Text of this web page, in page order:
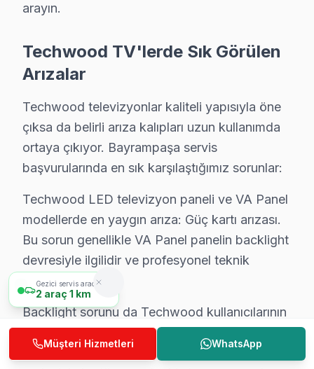
Anakart Tamiri
Güç Kartı Değişimi ₺400 – ₺1.200
LCD/OLED Panel Tamiri
HDMI / Ses / USB Arızası ₺200 – ₺600
Teknisyen Değerlendirmesi ÜCRETSİZ
* Bayrampaşa bölgesinde fiyatlar 2025 yılı itibarıyla geçerlidir. Kesin
arayın.
Techwood TV'lerde Sık Görülen
Arızalar
Techwood televizyonlar kaliteli yapısıyla öne
çıksa da belirli arıza kalıpları uzun kullanımda
ortaya çıkıyor. Bayrampaşa servis
başvurularında en sık karşılaştığımız sorunlar:
Techwood LED televizyon paneli ve VA Panel
modellerde en yaygın arıza: Güç kartı arızası.
Bu sorun genellikle VA Panel panelin backlight
devresiyle ilgilidir ve profesyonel teknik
onarım gerektirir.
Backlight sorunu da Techwood kullanıcılarının
sıkça bildirdiği sorunlar arasında. LED
ekranlarda Smart televizyon teknolojisi
Gezici servis aracımız
2 araç 1 km
Müşteri Hizmetleri WhatsApp